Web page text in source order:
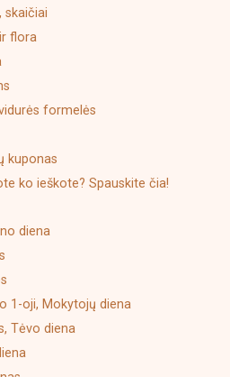
skaičiai
flora
formelės
kuponas
ko ieškote? Spauskite čia!
diena
1-oji, Mokytojų diena
Tėvo diena